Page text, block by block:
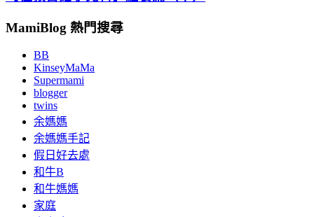
MamiBlog 熱門搜尋
BB
KinseyMaMa
Supermami
blogger
twins
余媽媽
余媽媽手記
假日好去處
和牛B
和牛媽媽
家庭